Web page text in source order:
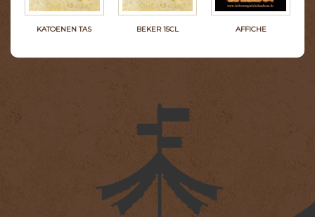
KATOENEN TAS BEKER 15CL AFFICHE